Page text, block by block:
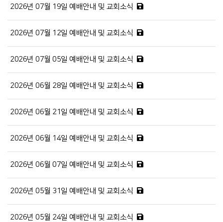
2026년 07월 19일 예배안내 및 교회소식
2026년 07월 12일 예배안내 및 교회소식
2026년 07월 05일 예배안내 및 교회소식
2026년 06월 28일 예배안내 및 교회소식
2026년 06월 21일 예배안내 및 교회소식
2026년 06월 14일 예배안내 및 교회소식
2026년 06월 07일 예배안내 및 교회소식
2026년 05월 31일 예배안내 및 교회소식
2026년 05월 24일 예배안내 및 교회소식